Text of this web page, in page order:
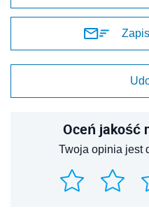
Oceń jakość
Twoja opinia jest